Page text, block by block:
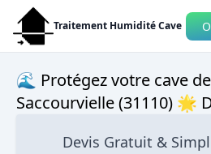
Traitement Humidité Cave
🌊 Protégez votre cave
Saccourvielle (31110) 🌟
Devis Gratuit &